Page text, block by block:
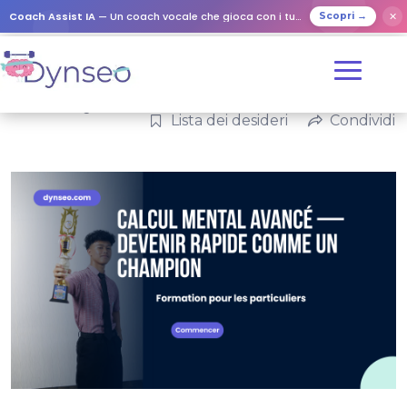
Coach Assist IA — Un coach vocale che gioca con i tuoi cari Scopri → ✕
Lista dei desideri Condividi